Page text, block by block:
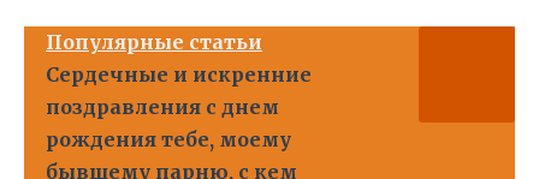
Популярные статьи
Сердечные и искренние
поздравления с днем
рождения тебе, моему
бывшему парню, с кем